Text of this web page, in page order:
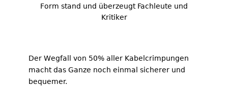
Form stand und überzeugt Fachleute und
Kritiker
Der Wegfall von 50% aller Kabelcrimpungen
macht das Ganze noch einmal sicherer und
bequemer.